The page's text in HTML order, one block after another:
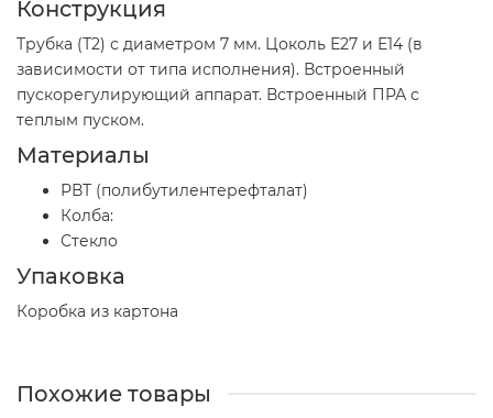
Конструкция
Трубка (Т2) с диаметром 7 мм. Цоколь Е27 и Е14 (в
зависимости от типа исполнения). Встроенный
пускорегулирующий аппарат. Встроенный ПРА с
теплым пуском.
Материалы
РВТ (полибутилентерефталат)
Колба:
Стекло
Упаковка
Коробка из картона
Похожие товары